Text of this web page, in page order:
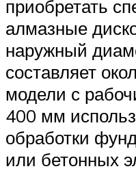
приобретать
алмазные
наружный
составляет
модели с
400 мм
обработки
или бетонных